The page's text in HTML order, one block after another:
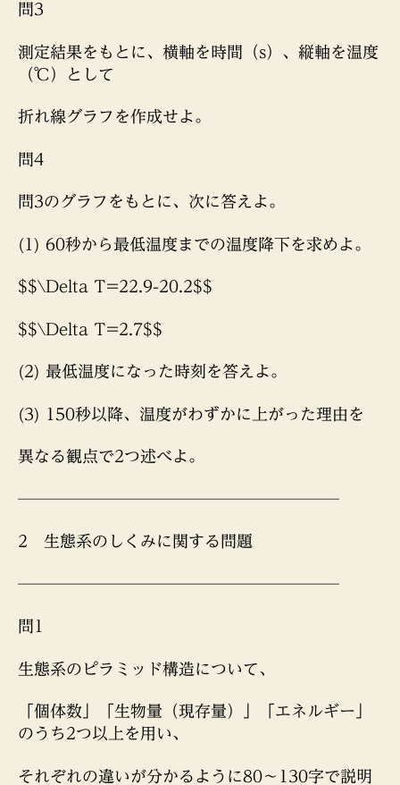
問3
測定結果をもとに、横軸を時間（s）、縦軸を温度
（℃）として
折れ線グラフを作成せよ。
問4
問3のグラフをもとに、次に答えよ。
(1) 60秒から最低温度までの温度降下を求めよ。
$$\Delta T=22.9-20.2$$
$$\Delta T=2.7$$
(2) 最低温度になった時刻を答えよ。
(3) 150秒以降、温度がわずかに上がった理由を
異なる観点で2つ述べよ。
────────────────────
2 生態系のしくみに関する問題
────────────────────
問1
生態系のピラミッド構造について、
「個体数」「生物量（現存量）」「エネルギー」
のうち2つ以上を用い、
それぞれの違いが分かるように80〜130字で説明